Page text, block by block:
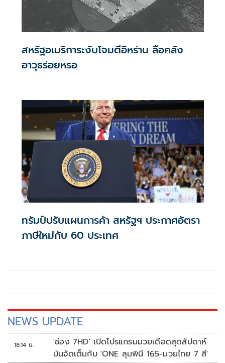
สหรัฐอเมริการะงับโจมตีอิหร่าน ลือคลัง
อาวุธร่อยหรอ
ทรัมป์ปรับแผนการค้า สหรัฐฯ ประกาศอัตรา
ภาษีใหม่กับ 60 ประเทศ
NEWS UPDATE
18:14 น.
'ช่อง 7HD' เปิดโปรแกรมมวยเดือดสุดสัปดาห์
มันจัดเต็มกับ 'ONE ลุมพินี 165-มวยไทย 7 สี'